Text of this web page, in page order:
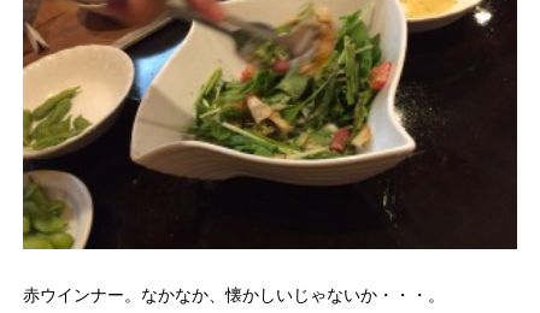
赤ウインナー。なかなか、懐かしいじゃないか・・・。